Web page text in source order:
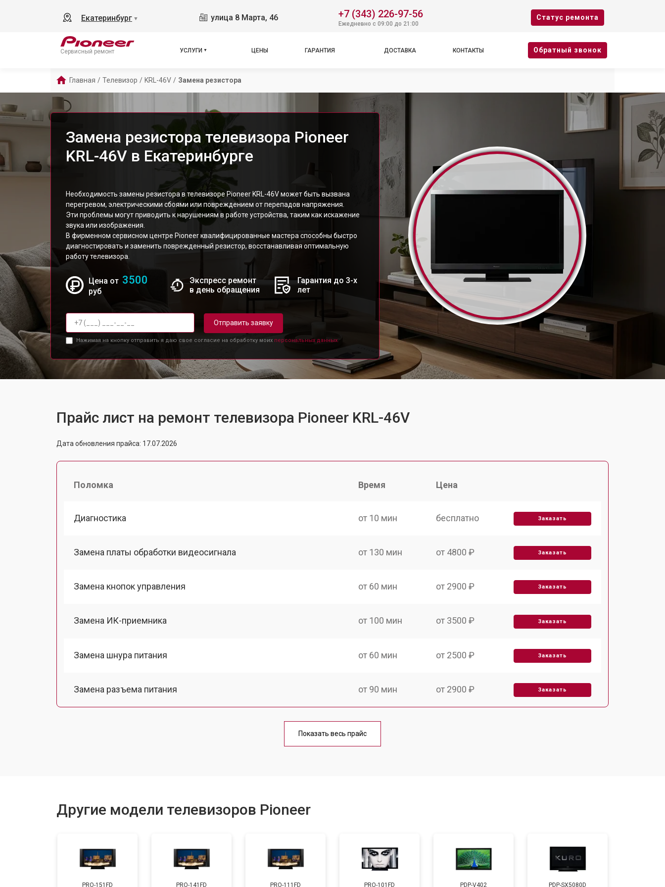
Екатеринбург ▼ улица 8 Марта, 46 +7 (343) 226-97-56
Ежедневно с 09:00 до 21:00
Cтатус ремонта
Сервисный ремонт УСЛУГИ ЦЕНЫ ГАРАНТИЯ ДОСТАВКА КОНТАКТЫ Oбратный звонок
Главная / Телевизор / KRL-46V / Замена резистора
Замена резистора телевизора Pioneer
KRL-46V в Екатеринбурге
Необходимость замены резистора в телевизоре Pioneer KRL-46V может быть вызвана
перегревом, электрическими сбоями или повреждением от перепадов напряжения.
Эти проблемы могут приводить к нарушениям в работе устройства, таким как искажение
звука или изображения.
В фирменном сервисном центре Pioneer квалифицированные мастера способны быстро
диагностировать и заменить поврежденный резистор, восстанавливая оптимальную
работу телевизора.
Цена от 3500
руб
Экспресс ремонт
в день обращения
Гарантия до 3-х
лет
Отправить заявку
Нажимая на кнопку отправить я даю свое согласие на обработку моих персональных данных.
Прайс лист на ремонт телевизора Pioneer KRL-46V
Дата обновления прайса: 17.07.2026
Поломка Время Цена
Диагностика от 10 мин бесплатно Заказать
Замена платы обработки видеосигнала от 130 мин от 4800 ₽ Заказать
Замена кнопок управления от 60 мин от 2900 ₽ Заказать
Замена ИК-приемника от 100 мин от 3500 ₽ Заказать
Замена шнура питания от 60 мин от 2500 ₽ Заказать
Замена разъема питания от 90 мин от 2900 ₽ Заказать
от 70 мин
Замена модуля Wi-Fi от 70 мин от 3500 ₽ Заказать
Показать весь прайс
Другие модели телевизоров Pioneer
PRO-151FD PRO-141FD PRO-111FD PRO-101FD PDP-V402 PDP-SX5080D